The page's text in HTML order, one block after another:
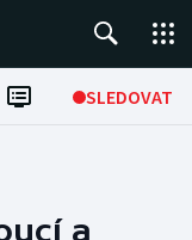
SLEDOVAT
a